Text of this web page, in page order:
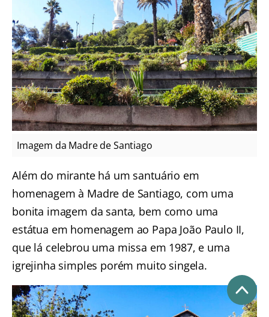
Imagem da Madre de Santiago
Além do mirante há um santuário em
homenagem à Madre de Santiago, com uma
bonita imagem da santa, bem como uma
estátua em homenagem ao Papa João Paulo II,
que lá celebrou uma missa em 1987, e uma
igrejinha simples porém muito singela.